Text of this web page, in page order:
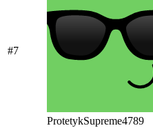
#7
ProtetykSupreme4789